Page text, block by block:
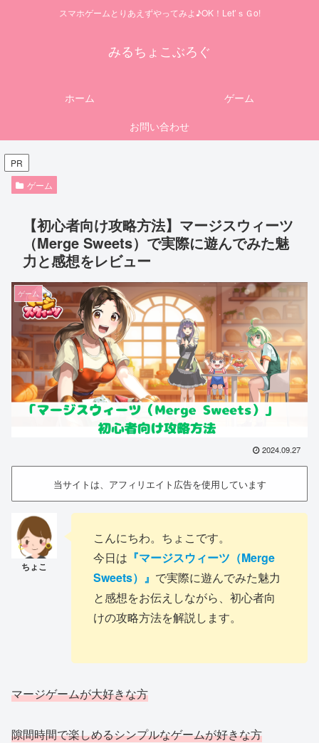
スマホゲームとりあえずやってみよ♪OK！Let’ｓＧo!
みるちょこぶろぐ
ホーム
ゲーム
お問い合わせ
PR
ゲーム
【初心者向け攻略方法】マージスウィーツ
（Merge Sweets）で実際に遊んでみた魅
力と感想をレビュー
ゲーム
2024.09.27
当サイトは、アフィリエイト広告を使用しています
こんにちわ。ちょこです。
今日は 『マージスウィーツ（Merge
Sweets）』 で実際に遊んでみた魅力
と感想をお伝えしながら、初心者向
けの攻略方法を解説します。
マージゲームが大好きな方
隙間時間で楽しめるシンプルなゲームが好きな方